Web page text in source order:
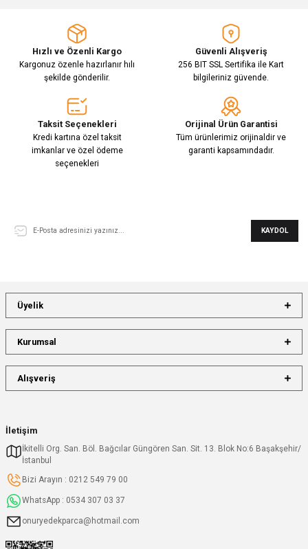
Hızlı ve Özenli Kargo
Kargonuz özenle hazırlanır hılı
şekilde gönderilir.
Güvenli Alışveriş
256 BIT SSL Sertifika ile Kart
bilgileriniz güvende.
Taksit Seçenekleri
Kredi kartına özel taksit
imkanlar ve özel ödeme
seçenekleri
Orijinal Ürün Garantisi
Tüm ürünlerimiz orijinaldir ve
garanti kapsamındadır.
KAYDOL
İletişim
İkitelli Org. San. Böl. Bağcılar Güngören San. Sit. 13. Blok No:6 Başakşehir/
İstanbul
Bizi Arayın : 0212 549 79 00
WhatsApp : 0534 307 03 37
onuryedekparca@hotmail.com
Üyelik
Kurumsal
Alışveriş